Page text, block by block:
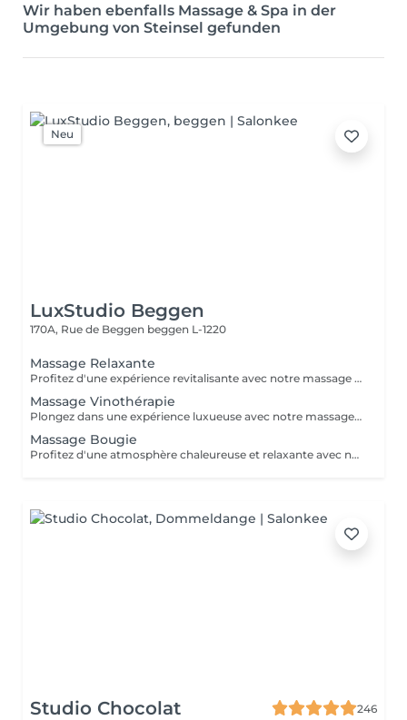
Wir haben ebenfalls Massage & Spa in der
Umgebung von Steinsel gefunden
Neu
LuxStudio Beggen
170A, Rue de Beggen beggen L-1220
Massage Relaxante
Profitez d'une expérience revitalisante avec notre massage relaxant de 40, 60 ou 90 minutes. Nos esthéticiennes utiliseront des techniques douces pour soulager les tensions musculaires, procurant une sensation de tranquillité. Le temps de préparation et d'installation de la cliente est inclus dans la période choisie, garantissant que chaque minute soit consacrée à votre bien-être. Profitez de ce moment pour rajeunir corps et esprit.
Massage Vinothérapie
Plongez dans une expérience luxueuse avec notre massage Vinothérapie de 40, 60 ou 90 minutes. Nos Esthetcienne experts utiliseront des techniques spécifiques, combinant les bienfaits du raisin pour apaiser vos muscles et offrir une sensation de détente profonde. Le temps de préparation et d'installation de la cliente est inclus dans la durée sélectionnée, garantissant une expérience dédiée à votre bien-être. Laissez-vous emporter par ce moment de délice, revitalisant à la fois votre corps et votre esprit.
Massage Bougie
Profitez d'une atmosphère chaleureuse et relaxante avec notre massage aux bougies de 40, 60 ou 90 minutes. Nos esthéticiennes spécialisées intègrent des bougies parfumées pour créer une ambiance paisible tout en appliquant des techniques douces visant à soulager les tensions musculaires. Le temps de préparation et d'installation de la cliente est inclus dans la période choisie, garantissant que chaque minute soit dédiée à votre bien-être. Offrez-vous une expérience de rajeunissement du corps et de l'esprit dans ce cadre serein.
Studio Chocolat
246